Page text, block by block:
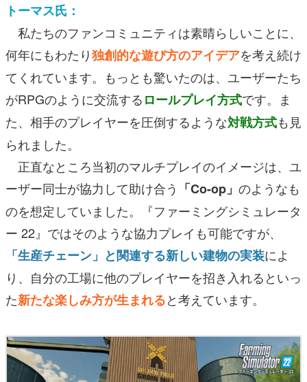
トーマス氏：
私たちのファンコミュニティは素晴らしいことに、
何年にもわたり独創的な遊び方のアイデアを考え続け
てくれています。もっとも驚いたのは、ユーザーたち
がRPGのように交流するロールプレイ方式です。ま
た、相手のプレイヤーを圧倒するような対戦方式も見
られました。
正直なところ当初のマルチプレイのイメージは、ユ
ーザー同士が協力して助け合う 「Co-op」 のようなも
のを想定していました。『ファーミングシミュレータ
ー 22』ではそのような協力プレイも可能ですが、
「生産チェーン」と関連する新しい建物の実装によ
り、自分の工場に他のプレイヤーを招き入れるといっ
た新たな楽しみ方が生まれると考えています。